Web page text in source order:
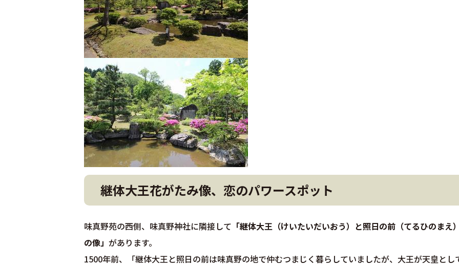
継体大王花がたみ像、恋のパワースポット
味真野苑の西側、味真野神社に隣接して 「継体大王（けいたいだいおう）と照日の前（てるひのまえ
の像」 があります。
1500年前、「継体大王と照日の前は味真野の地で仲むつまじく暮らしていましたが、大王が天皇とし